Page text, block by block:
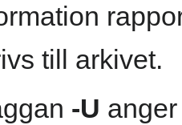
till arkivet.
-U